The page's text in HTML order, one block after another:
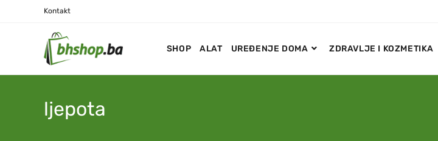
Kontakt
SHOP ALAT UREĐENJE DOMA ZDRAVLJE I KOZMETIKA
ljepota